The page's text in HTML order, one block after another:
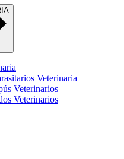
Veterinaria
Veterinarios
Veterinarios